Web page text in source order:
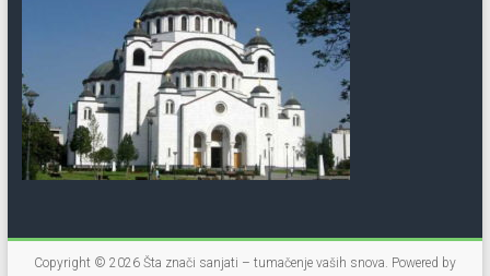
Copyright © 2026 Šta znači sanjati – tumačenje vaših snova . Powered by